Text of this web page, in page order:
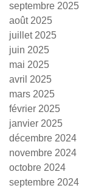
septembre 2025
août 2025
juillet 2025
juin 2025
mai 2025
avril 2025
mars 2025
février 2025
janvier 2025
décembre 2024
novembre 2024
octobre 2024
septembre 2024